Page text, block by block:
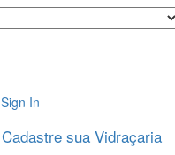
Sign In
Cadastre sua Vidraçaria